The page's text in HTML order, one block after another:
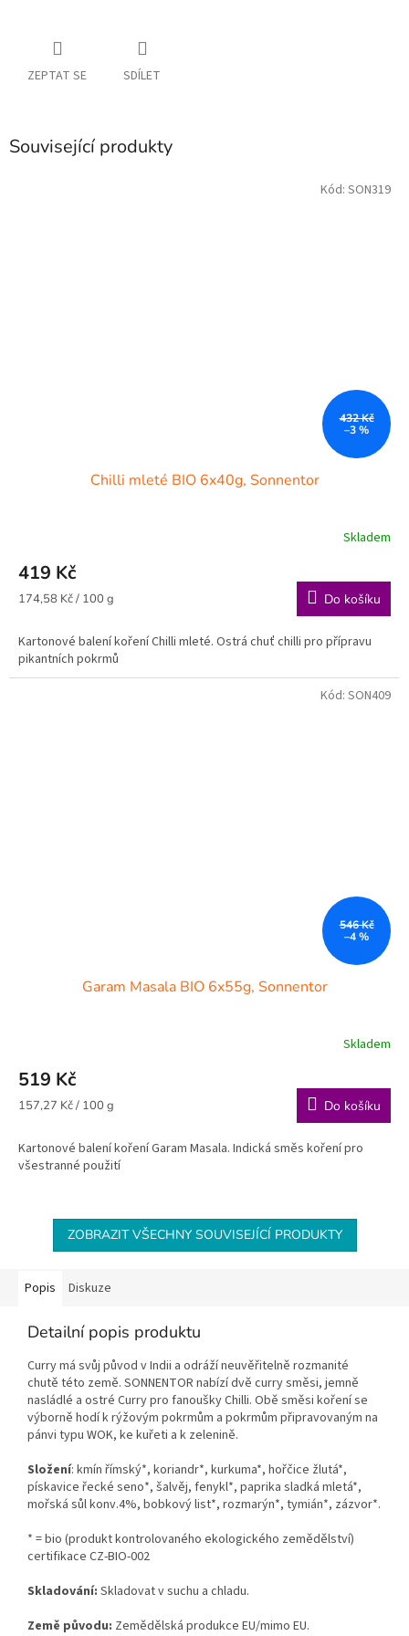
ZEPTAT SE SDÍLET
Související produkty
432 Kč
–3 %
Chilli mleté BIO 6x40g, Sonnentor
Skladem
419 Kč
Měrná
174,58 Kč / 100 g Do košíku
Kartonové balení koření Chilli mleté. Ostrá chuť chilli pro přípravu
pikantních pokrmů
Kód: SON319
546 Kč
–4 %
Garam Masala BIO 6x55g, Sonnentor
Skladem
519 Kč
Měrná
157,27 Kč / 100 g Do košíku
Kartonové balení koření Garam Masala. Indická směs koření pro
všestranné použití
Kód: SON409
ZOBRAZIT VŠECHNY SOUVISEJÍCÍ PRODUKTY
Popis Diskuze
Detailní popis produktu
Curry má svůj původ v Indii a odráží neuvěřitelně rozmanité
chutě této země. SONNENTOR nabízí dvě curry směsi, jemně
nasládlé a ostré Curry pro fanoušky Chilli. Obě směsi koření se
výborně hodí k rýžovým pokrmům a pokrmům připravovaným na
pánvi typu WOK, ke kuřeti a k zelenině.
Složení: kmín římský*, koriandr*, kurkuma*, hořčice žlutá*,
pískavice řecké seno*, šalvěj, fenykl*, paprika sladká mletá*,
mořská sůl konv.4%, bobkový list*, rozmarýn*, tymián*, zázvor*.
* = bio (produkt kontrolovaného ekologického zemědělství)
certifikace CZ-BIO-002
Skladování: Skladovat v suchu a chladu.
Země původu: Zemědělská produkce EU/mimo EU.